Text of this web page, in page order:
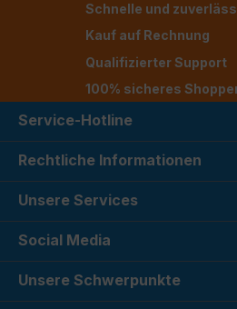
Schnelle und
Kauf auf Rechnung
Qualifizierter Support
100% sicheres
Service-Hotline
Rechtliche Informationen
Unsere Services
Social Media
Unsere Schwerpunkte